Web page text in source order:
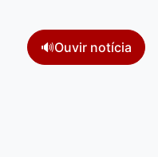
🔊Ouvir notícia